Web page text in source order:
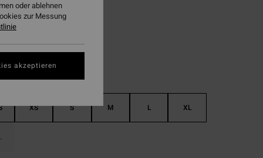
Black Tropical
XS S M L XL
oder ablehnen
zur Messung
akzeptieren